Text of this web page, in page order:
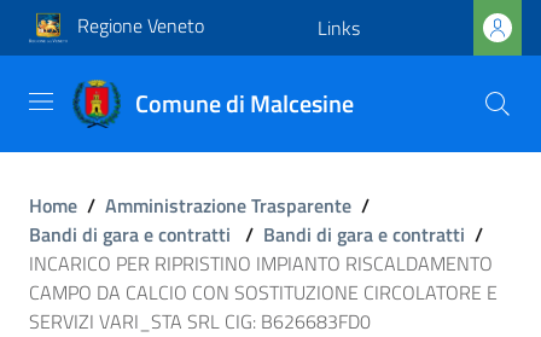
Regione Veneto Links
Comune di Malcesine
Home / Amministrazione Trasparente /
Bandi di gara e contratti / Bandi di gara e contratti /
INCARICO PER RIPRISTINO IMPIANTO RISCALDAMENTO
CAMPO DA CALCIO CON SOSTITUZIONE CIRCOLATORE E
SERVIZI VARI_STA SRL CIG: B626683FD0